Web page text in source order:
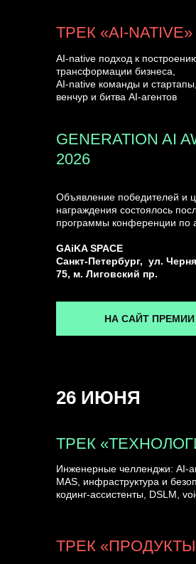
Объявление победителей и
награждения состоялось
программы конференции по
GAiKA SPACE
Санкт-Петербург, ул.
75, м. Лиговский пр.
GENERATION AI
2026
AI-native подход к
трансформации бизнеса,
AI-native команды и
венчур и битва AI-агентов
ТРЕК «AI-NATIVE»
26 ИЮНЯ
ТРЕК
Инженерные челленджи: AI-
MAS, инфраструктура и
кодинг-ассистенты, DSLM,
ТРЕК
НА САЙТ